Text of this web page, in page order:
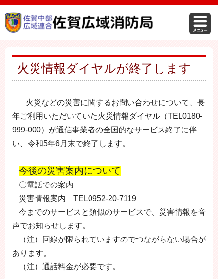
火災情報ダイヤルが終了します
火災などの災害に関するお問い合わせについて、長
年ご利用いただいていた火災情報ダイヤル（TEL0180-
999-000）が通信事業者の全国的なサービス終了に伴
い、 令和5年6月末で終了します。
今後の災害案内について
〇電話での案内
災害情報案内 TEL0952-20-7119
今までのサービスと類似のサービスで、災害情報を音
声でお知らせします。
（注）回線が限られていますのでつながらない場合が
あります。
（注）通話料金が必要です。